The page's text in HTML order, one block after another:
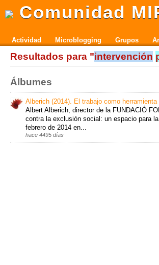
Comunidad
Actividad Microblogging Grupos
Resultados para "intervención
Álbumes
Alberich (2014). El trabajo como
Albert Alberich, director de la FUNDACIÓ
contra la exclusión social: un espacio para
febrero de 2014 en...
hace 4495 días